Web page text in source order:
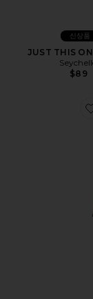
신상품
JUST THIS
$89